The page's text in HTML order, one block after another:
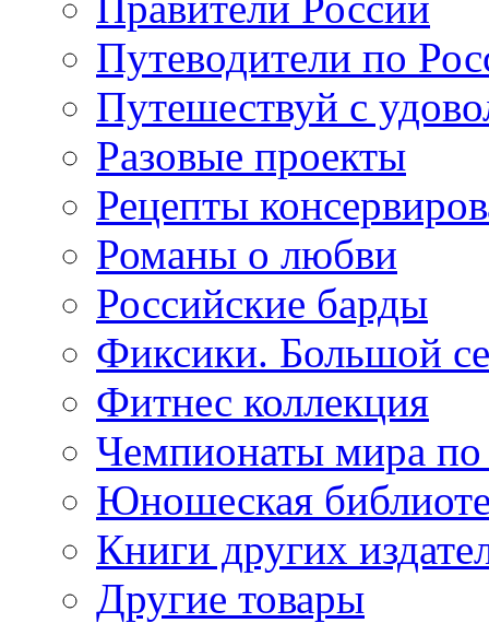
Путеводители по
Путешествуй с
Разовые проекты
Рецепты
Романы о любви
Российские барды
Фиксики. Большой
Фитнес коллекция
Чемпионаты мира по
Юношеская
Книги других
Другие товары